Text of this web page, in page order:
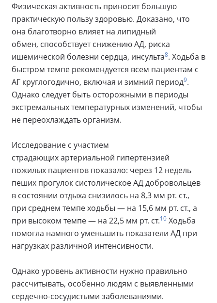
Физическая активность приносит большую
практическую пользу здоровью. Доказано, что
она благотворно влияет на липидный
обмен, способствует снижению АД, риска
ишемической болезни сердца, инсульта8. Ходьба в
быстром темпе рекомендуется всем пациентам с
АГ круглогодично, включая и зимний период9.
Однако следует быть осторожными в периоды
экстремальных температурных изменений, чтобы
не переохлаждать организм.
Исследование с участием
страдающих артериальной гипертензией
пожилых пациентов показало: через 12 недель
пеших прогулок систолическое АД добровольцев
в состоянии отдыха снизилось на 8,3 мм рт. ст.,
при среднем темпе ходьбы — на 15,6 мм рт. ст., а
при высоком темпе — на 22,5 мм рт. ст.10 Ходьба
помогла намного уменьшить показатели АД при
нагрузках различной интенсивности.
Однако уровень активности нужно правильно
рассчитывать, особенно людям с выявленными
сердечно-сосудистыми заболеваниями.